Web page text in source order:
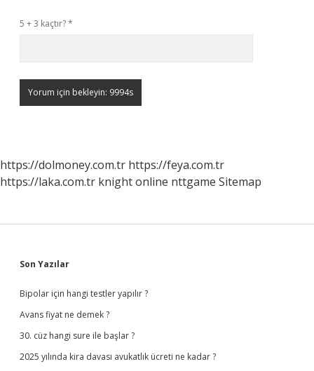
5 + 3 kaçtır?*
https://dolmoney.com.tr https://feya.com.tr
https://laka.com.tr knight online nttgame Sitemap
Sidebar
Son Yazılar
Bipolar için hangi testler yapılır ?
Avans fiyat ne demek ?
30. cüz hangi sure ile başlar ?
2025 yılında kira davası avukatlık ücreti ne kadar ?